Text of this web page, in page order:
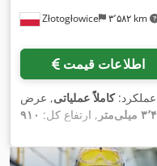
Złotogłowice ۳٬۵۸۲ km
اطلاعات قیمت
عملکرد:کاملاً عملیاتی, عرض
, ارتفاع کل: ۹۱۰